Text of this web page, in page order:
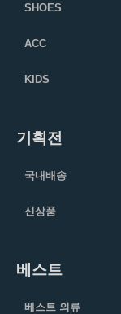
SHOES
ACC
KIDS
기획전
국내배송
신상품
베스트
베스트 의류